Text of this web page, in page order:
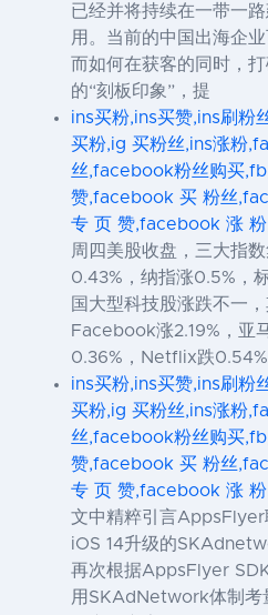
已经并将持续在一带一
用。当前的中国出海企
而如何在获客的同时，
的“刻板印象”，提
ins买粉,ins买赞,ins刷粉
买粉,ig 买粉丝,ins涨粉
丝,facebook粉丝购买
赞,facebook 买 粉丝
专 页 赞,facebook 涨
周四美股收盘，三大指
0.43%，纳指涨0.5%，
国大型科技股涨跌不一，
Facebook涨2.19%，亚
0.36%，Netflix跌
ins买粉,ins买赞,ins刷粉
买粉,ig 买粉丝,ins涨粉
丝,facebook粉丝购买
赞,facebook 买 粉丝
专 页 赞,facebook 涨
文中精粹引言
iOS 14升级的
再次根据AppsFlyer
用SKAdNetwork体制